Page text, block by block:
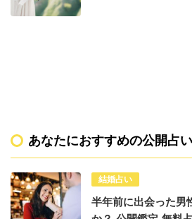
あなたにおすすめの公開占い
結婚占い
半年前に出会った男